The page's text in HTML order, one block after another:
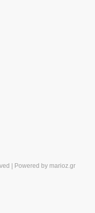
| Powered by marioz.gr